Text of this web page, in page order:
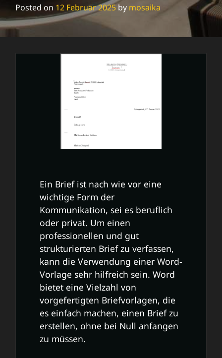
Posted on 12 Februar 2025by mosaika
Ein Brief ist nach wie vor eine
wichtige Form der
Kommunikation, sei es beruflich
oder privat. Um einen
professionellen und gut
strukturierten Brief zu verfassen,
kann die Verwendung einer Word-
Vorlage sehr hilfreich sein. Word
bietet eine Vielzahl von
vorgefertigten Briefvorlagen, die
es einfach machen, einen Brief zu
erstellen, ohne bei Null anfangen
zu müssen.